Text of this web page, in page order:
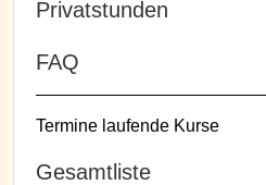
Privatstunden
FAQ
Termine laufende Kurse
Gesamtliste